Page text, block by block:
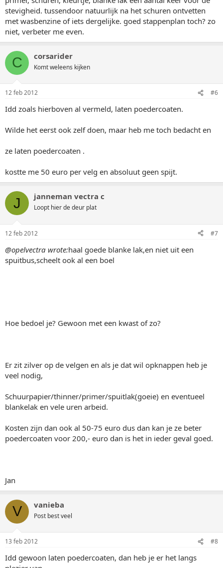
stevigheid. tussendoor natuurlijk na het schuren ontvetten
met wasbenzine of iets dergelijke. goed stappenplan toch? zo
niet, verbeter me even.
C corsarider
Komt weleens kijken
12 feb 2012 #6
Idd zoals hierboven al vermeld, laten poedercoaten.
Wilde het eerst ook zelf doen, maar heb me toch bedacht en
ze laten poedercoaten .
kostte me 50 euro per velg en absoluut geen spijt.
J janneman vectra c
Loopt hier de deur plat
12 feb 2012 #7
@opelvectra wrote:haal goede blanke lak,en niet uit een
spuitbus,scheelt ook al een boel
Hoe bedoel je? Gewoon met een kwast of zo?
Er zit zilver op de velgen en als je dat wil opknappen heb je
veel nodig,
Schuurpapier/thinner/primer/spuitlak(goeie) en eventueel
blankelak en vele uren arbeid.
Kosten zijn dan ook al 50-75 euro dus dan kan je ze beter
poedercoaten voor 200,- euro dan is het in ieder geval goed.
Jan
V vanieba
Post best veel
13 feb 2012 #8
Idd gewoon laten poedercoaten, dan heb je er het langs